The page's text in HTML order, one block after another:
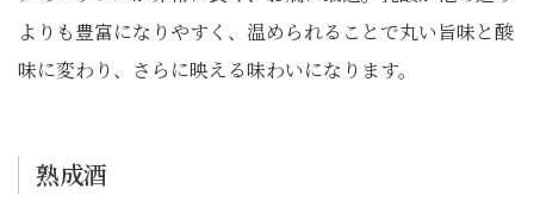
よりも豊富になりやすく、温められることで丸い旨味と酸
味に変わり、さらに映える味わいになります。
熟成酒